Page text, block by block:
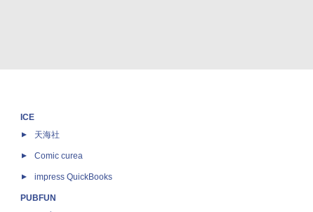
ICE
天海社
Comic curea
impress QuickBooks
PUBFUN